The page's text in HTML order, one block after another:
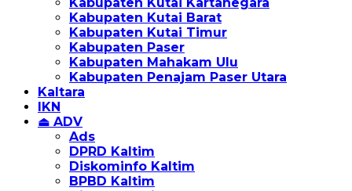
Kabupaten Kutai Barat
Kabupaten Kutai Timur
Kabupaten Paser
Kabupaten Mahakam Ulu
Kabupaten Penajam Paser Utara
Kaltara
IKN
⏏ ADV
Ads
DPRD Kaltim
Diskominfo Kaltim
BPBD Kaltim